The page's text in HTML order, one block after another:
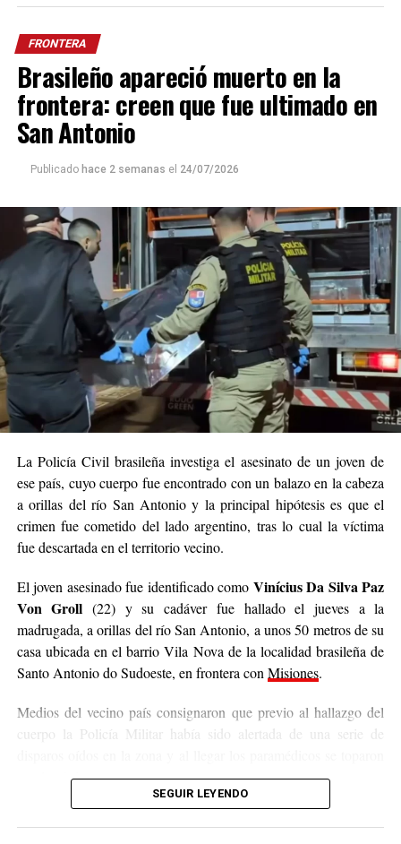
los daños,dos viviendas quedaron completamente
destruidas como consecuencia de la fuerza del
tornado.
En ese sentido, las autoridades de Giruá confirmaron
oficialmente la ocurrencia del fenómeno. Por su parte,
el intendente de ese municipio,
comenzaron a circular en las redes sociales mostrando
Equipos municipales, bomberos y personal de la Defensa
Civil continúan evaluando los daños y brindando
asistencia a las familias afectadas. Mientras tanto,las
autoridades mantienen el monitoreo de las
condiciones meteorológicas ante la posibilidad de
nuevas tormentas en la región.
TORNADO DAMAGE:
Civil Defense authorities
confirm a violent tornado
has struck Giruá, Rio
Grande do Sul, Brazil.
The destructive vortex has
severely damaged
residential houses and left
several people injured.
Tornado – Giruá – Rio
Chuva
pic.twitter.com/1CszcPMd06
FRONTERA
Brasileño apareció muerto en la
frontera: creen que fue ultimado en
San Antonio
Publicado hace 2 semanas el 24/07/2026
La Policía Civil brasileña investiga el asesinato de un joven de
ese país, cuyo cuerpo fue encontrado con un balazo en la cabeza
a orillas del río San Antonio y la principal hipótesis es que el
crimen fue cometido del lado argentino, tras lo cual la víctima
fue descartada en el territorio vecino.
El joven asesinado fue identificado como Vinícius Da Silva Paz
Von Groll (22) y su cadáver fue hallado el jueves a la
madrugada, a orillas del río San Antonio, a unos 50 metros de su
casa ubicada en el barrio Vila Nova de la localidad brasileña de
Santo Antonio do Sudoeste, en frontera con Misiones.
Medios del vecino país consignaron que previo al hallazgo del
cuerpo la Policía Militar había sido alertada de una serie de
con la víctima.
Los primeros datos señalan que el fallecido presentaba una
SEGUIR LEYENDO